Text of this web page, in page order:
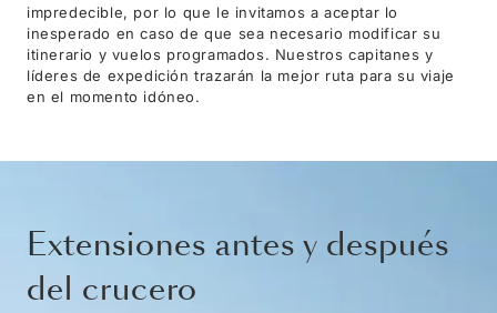
impredecible, por lo que le invitamos a aceptar lo
inesperado en caso de que sea necesario modificar su
itinerario y vuelos programados. Nuestros capitanes y
líderes de expedición trazarán la mejor ruta para su viaje
en el momento idóneo.
Extensiones antes y después
del crucero